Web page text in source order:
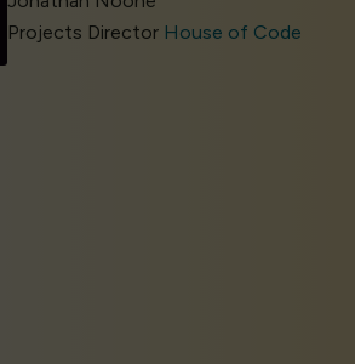
Projects Director House of Code